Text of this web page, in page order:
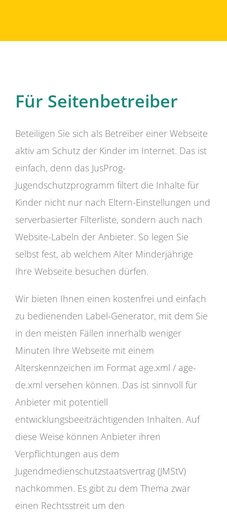
Für Seitenbetreiber
Beteiligen Sie sich als Betreiber einer Webseite
aktiv am Schutz der Kinder im Internet. Das ist
einfach, denn das JusProg-
Jugendschutzprogramm filtert die Inhalte für
Kinder nicht nur nach Eltern-Einstellungen und
serverbasierter Filterliste, sondern auch nach
Website-Labeln der Anbieter. So legen Sie
selbst fest, ab welchem Alter Minderjährige
Ihre Webseite besuchen dürfen.
Wir bieten Ihnen einen kostenfrei und einfach
zu bedienenden Label-Generator, mit dem Sie
in den meisten Fällen innerhalb weniger
Minuten Ihre Webseite mit einem
Alterskennzeichen im Format age.xml / age-
de.xml versehen können. Das ist sinnvoll für
Anbieter mit potentiell
entwicklungsbeeiträchtigenden Inhalten. Auf
diese Weise können Anbieter ihren
Verpflichtungen aus dem
Jugendmedienschutzstaatsvertrag (JMStV)
nachkommen. Es gibt zu dem Thema zwar
einen Rechtsstreit um den